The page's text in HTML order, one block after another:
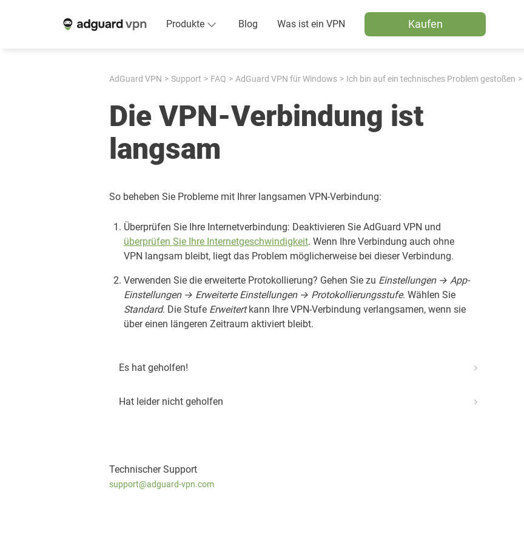
Produkte Blog Was ist ein VPN Kaufen
AdGuard VPN Support FAQ AdGuard VPN für Windows Ich bin auf ein technisches Problem gestoßen
Die VPN-Verbindung ist
langsam
So beheben Sie Probleme mit Ihrer langsamen VPN-Verbindung:
Überprüfen Sie Ihre Internetverbindung: Deaktivieren Sie AdGuard VPN und
überprüfen Sie Ihre Internetgeschwindigkeit. Wenn Ihre Verbindung auch ohne
VPN langsam bleibt, liegt das Problem möglicherweise bei dieser Verbindung.
Verwenden Sie die erweiterte Protokollierung? Gehen Sie zu Einstellungen → App-
Einstellungen → Erweiterte Einstellungen → Protokollierungsstufe. Wählen Sie
Standard. Die Stufe Erweitertkann Ihre VPN-Verbindung verlangsamen, wenn sie
über einen längeren Zeitraum aktiviert bleibt.
Es hat geholfen!
Hat leider nicht geholfen
Technischer Support
support@adguard-vpn.com